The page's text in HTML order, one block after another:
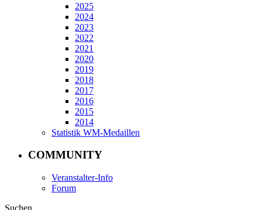
2025
2024
2023
2022
2021
2020
2019
2018
2017
2016
2015
2014
Statistik WM-Medaillen
COMMUNITY
Veranstalter-Info
Forum
Suchen